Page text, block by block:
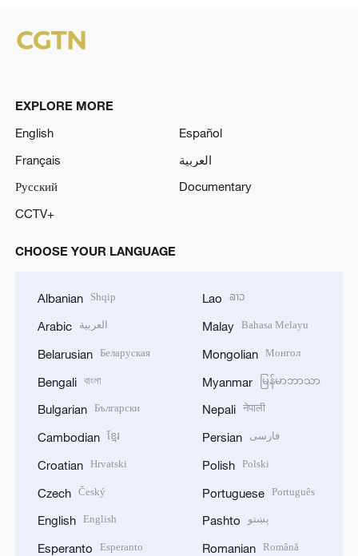
EXPLORE MORE
English
Español
Français
العربية
Русский
Documentary
CCTV+
CHOOSE YOUR LANGUAGE
Albanian Shqip
Arabic العربية
Belarusian Беларуская
Bengali বাংলা
Bulgarian Български
Cambodian ខ្មែរ
Croatian Hrvatski
Czech Český
English English
Esperanto Esperanto
Lao ລາວ
Malay Bahasa Melayu
Mongolian Монгол
Myanmar မြန်မာဘာသာ
Nepali नेपाली
Persian فارسی
Polish Polski
Portuguese Português
Pashto پښتو
Romanian Română